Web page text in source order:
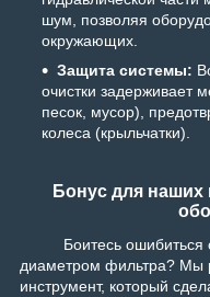
шум, позволяя
окружающих.
Защита системы:
очистки задерживает
песок, мусор),
колеса (крыльчатки).
Бонус для наших
Боитесь ошибиться с
диаметром фильтра? Мы
инструмент, который